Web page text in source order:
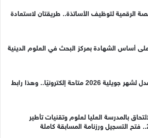
الرقمية لتوظيف الأساتذة.. طريقتان لاستعادة
أساس الشهادة بمركز البحث في العلوم الدينية
فواتير كراء سكنات عدل لشهر جويلية 2026 متاحة إلكترونيًا.. وهذا رابط
بالمدرسة العليا لعلوم وتقنيات تأطير